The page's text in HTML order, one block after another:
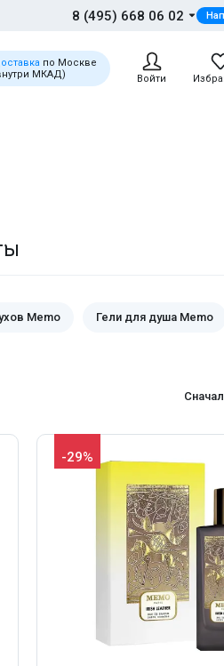
8 (495) 668 06 02
по Москве
МКАД)
Войти
Memo Гели для душа Memo
-29%